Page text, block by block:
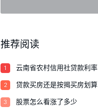
推荐阅读
1 云南省农村信用社贷款利率
2 贷款买房还是按揭买房划算
3 股票怎么看涨了多少